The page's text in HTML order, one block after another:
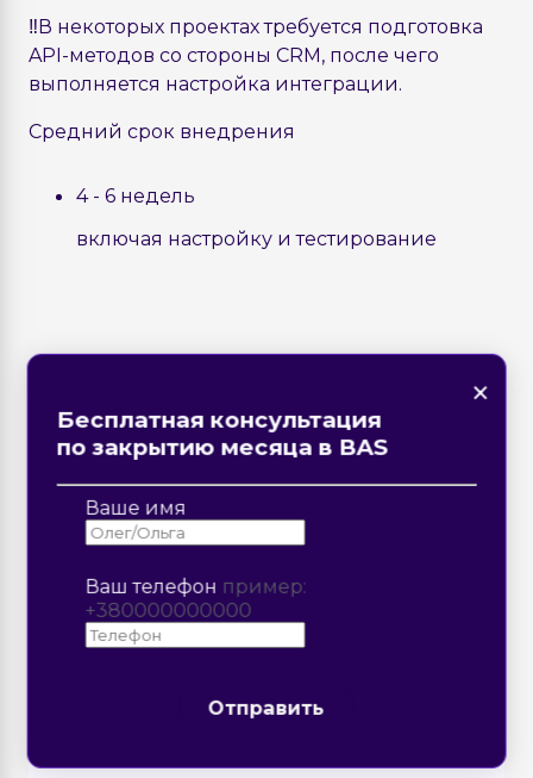
Отправить
Отправить
‼️В некоторых проектах требуется подготовка
API-методов со стороны CRM, после чего
выполняется настройка интеграции.
Средний срок внедрения
4 - 6 недель
включая настройку и тестирование
Стоимость интеграции Zoho CRM и
BAS
количества синхронизируемых
данных,
сложности логики обмена,
стороны CRM,
дополнительных полей и бизнес-
странице?
×
Описание ошибки
Отправить
×
Бесплатная консультация
по закрытию месяца в BAS
Ваше имя
Ваш телефон пример:
+380000000000
Отправить